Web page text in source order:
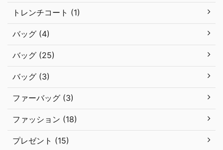
トレンチコート (1)
バッグ (4)
バッグ (25)
バッグ (3)
ファーバッグ (3)
ファッション (18)
プレゼント (15)